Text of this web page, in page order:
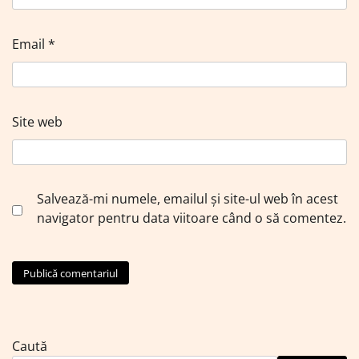
Email *
Site web
Salvează-mi numele, emailul și site-ul web în acest
navigator pentru data viitoare când o să comentez.
Caută